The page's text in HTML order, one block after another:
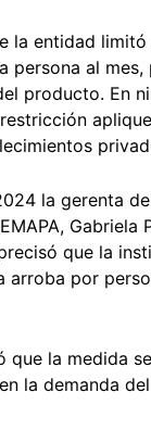
la entidad
persona al mes,
producto. En
la gerenta de
Gabriela
que la
arroba por
que la medida
la demanda